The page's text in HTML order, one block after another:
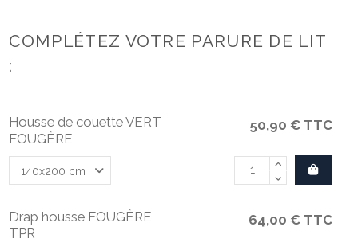
COMPLÉTEZ VOTRE PARURE DE LIT
:
Housse de couette VERT
FOUGÈRE
50,90 € TTC
Drap housse FOUGÈRE
TPR
64,00 € TTC